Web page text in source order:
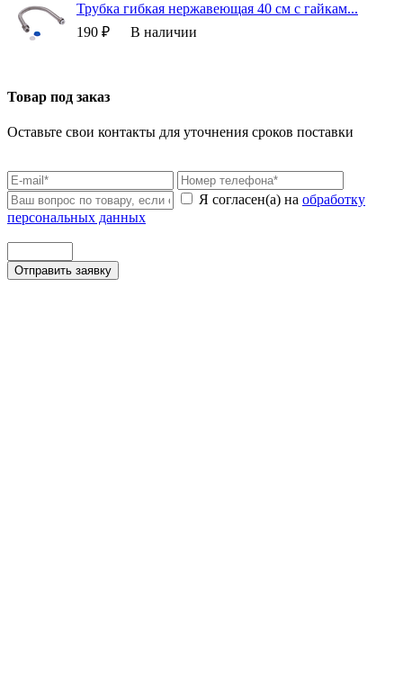
Трубка гибкая нержавеющая 40 см с гайкам...
190 ₽
В наличии
Товар под заказ
Оставьте свои контакты для уточнения сроков поставки
Я согласен(а) на обработку
персональных данных
Отправить заявку